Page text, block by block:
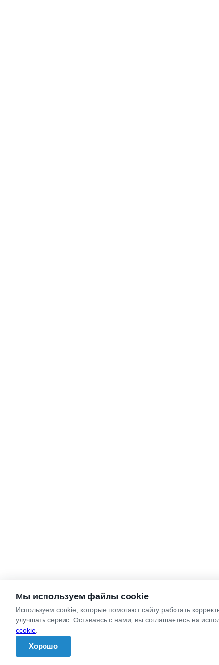
Мы используем файлы cookie
Используем cookie, которые помогают сайту работать
улучшать сервис. Оставаясь с нами, вы соглашаетесь на
cookie
Хорошо